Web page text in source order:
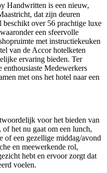
Handwritten is een nieuw,
dat zijn deuren
beschikt over 56 prachtige luxe
een sfeervolle
met instructiekeuken
van de Accor hotelketen
ervaring bieden. Ter
enthousiaste Medewerkers
met ons het hotel naar een
voor het bieden van
of het nu gaat om een lunch,
of een gezellige middag/avond
en meewerkende rol,
hebt en ervoor zorgt dat
voelen.